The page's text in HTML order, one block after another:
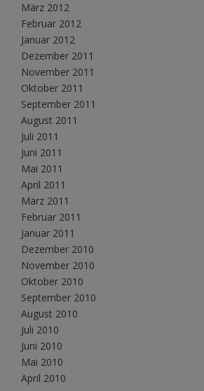
März 2012
Februar 2012
Januar 2012
Dezember 2011
November 2011
Oktober 2011
September 2011
August 2011
Juli 2011
Juni 2011
Mai 2011
April 2011
März 2011
Februar 2011
Januar 2011
Dezember 2010
November 2010
Oktober 2010
September 2010
August 2010
Juli 2010
Juni 2010
Mai 2010
April 2010